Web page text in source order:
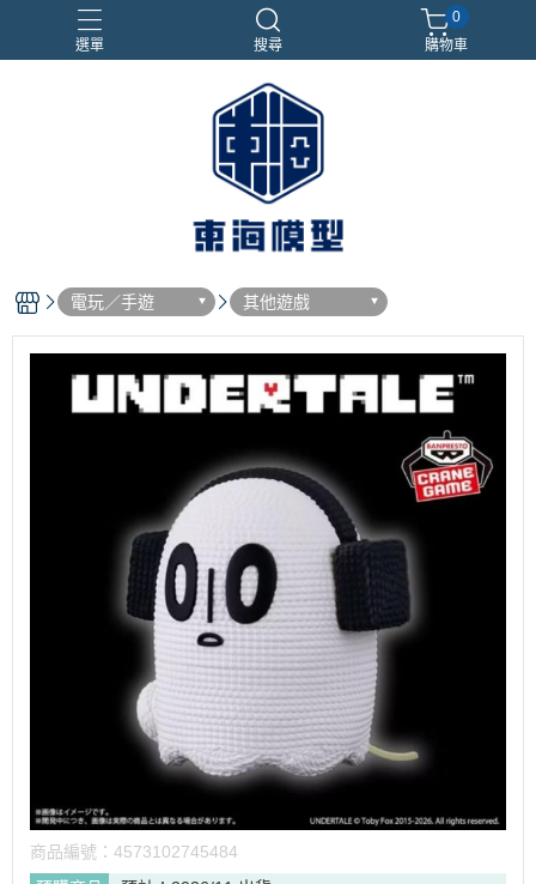
選單 搜尋
合金車
閃電霹靂車
電子雞/塔麻可吉/塔麻歌子
0
購物車
電玩／手遊 其他遊戲
商品編號： 4573102745484